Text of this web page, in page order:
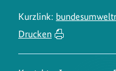
Kurzlink:
Drucken